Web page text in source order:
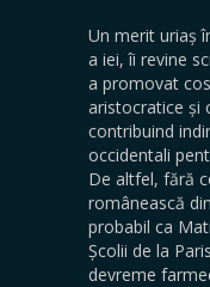
Un merit uriaș
a iei, îi revine
a promovat
aristocratice și
contribuind
occidentali
De altfel, fără
românească
probabil ca
Școlii de la
devreme